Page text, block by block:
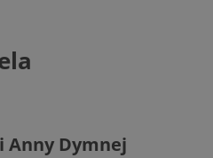
Anny Dymnej